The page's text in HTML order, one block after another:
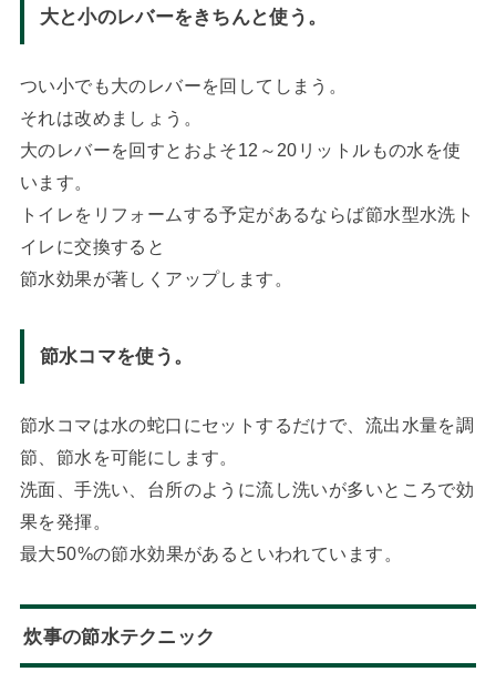
大と小のレバーをきちんと使う。
つい小でも大のレバーを回してしまう。
それは改めましょう。
大のレバーを回すとおよそ12～20リットルもの水を使
います。
トイレをリフォームする予定があるならば節水型水洗ト
イレに交換すると
節水効果が著しくアップします。
節水コマを使う。
節水コマは水の蛇口にセットするだけで、流出水量を調
節、節水を可能にします。
洗面、手洗い、台所のように流し洗いが多いところで効
果を発揮。
最大50%の節水効果があるといわれています。
炊事の節水テクニック